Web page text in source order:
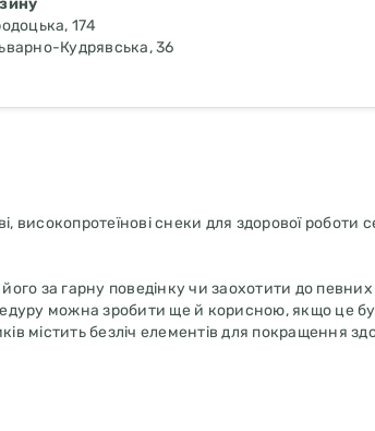
174
Кудрявська, 36
високопротеїнові снеки для здорової роботи
за гарну поведінку чи заохотити до певних
можна зробити ще й корисною, якщо це
безліч елементів для покращення